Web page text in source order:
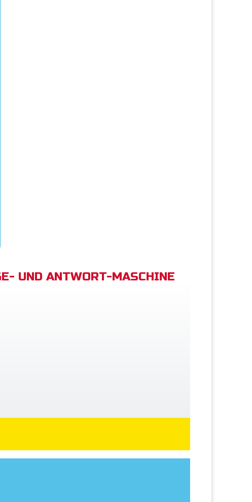
UND ANTWORT-MASCHINE